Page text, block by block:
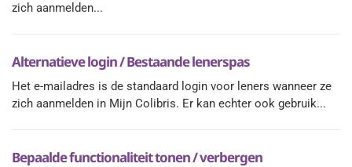
zich aanmelden...
Alternatieve login / Bestaande lenerspas
Het e-mailadres is de standaard login voor leners wanneer ze
zich aanmelden in Mijn Colibris. Er kan echter ook gebruik...
Bepaalde functionaliteit tonen / verbergen